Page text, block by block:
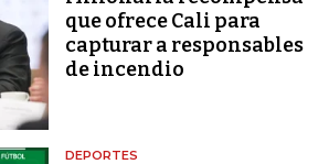
que ofrece Cali para
capturar a responsables
de incendio
DEPORTES